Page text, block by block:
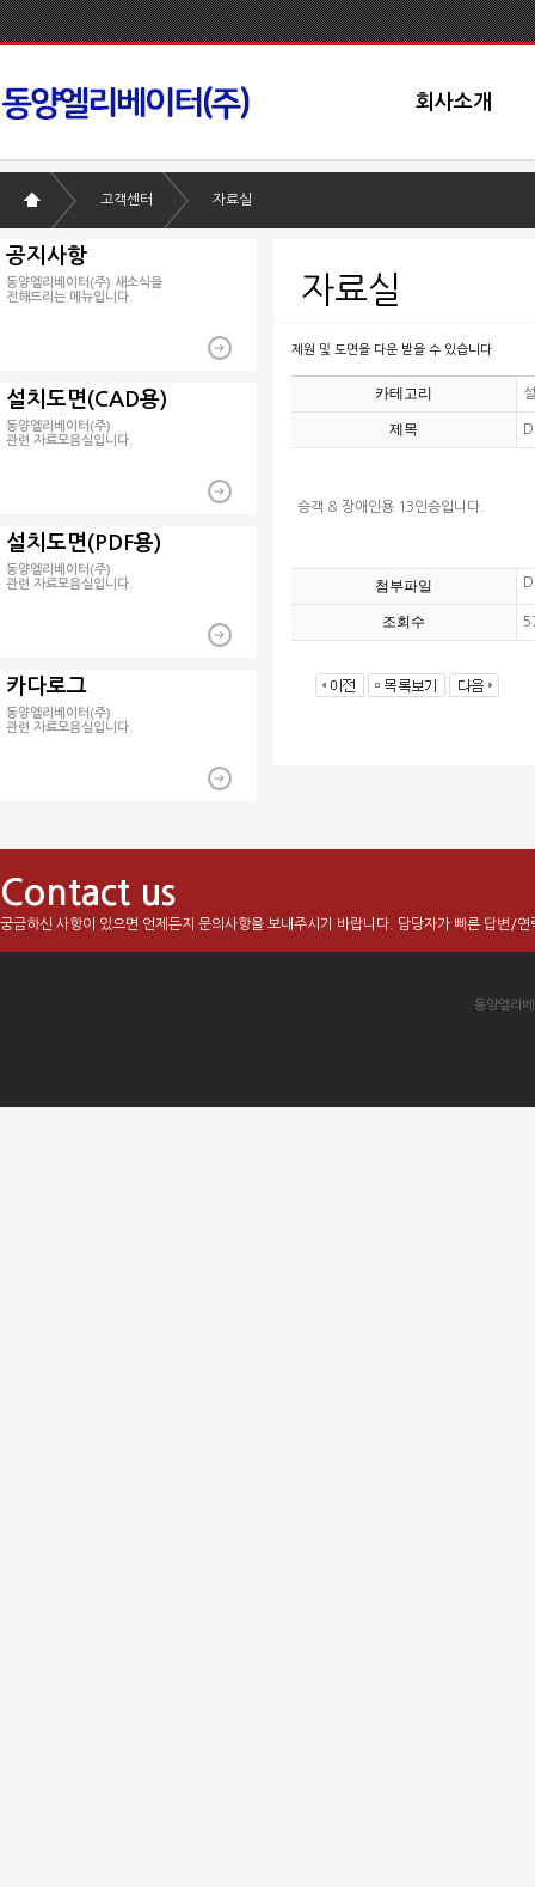
회사소개
고객센터 자료실
공지사항
동양엘리베이터(주) 새소식을
전해드리는 메뉴입니다.
설치도면(CAD용)
동양엘리베이터(주)
관련 자료모음실입니다.
설치도면(PDF용)
동양엘리베이터(주)
관련 자료모음실입니다.
카다로그
동양엘리베이터(주)
관련 자료모음실입니다.
자료실
제원 및 도면을 다운 받을 수 있습니다
카테고리
제목
승객 & 장애인용 13인승입니다.
첨부파일
조회수
Contact us
궁금하신 사항이 있으면 언제든지 문의사항을 보내주시기 바랍니다. 담당자가 빠른 답변/연
동양엘리